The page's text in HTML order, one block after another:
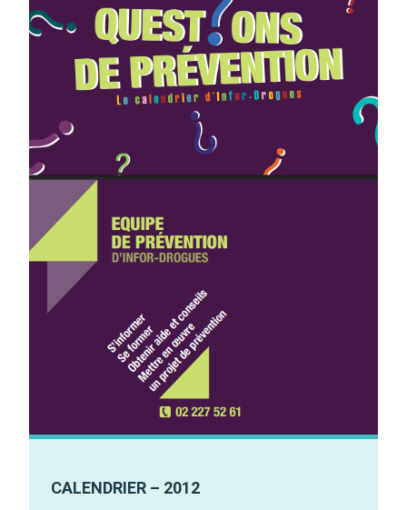
CALENDRIER – 2012